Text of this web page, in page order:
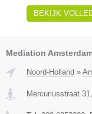
BEKIJK
Mediation
Noord-Holland »
Mercuriusstraat 31,